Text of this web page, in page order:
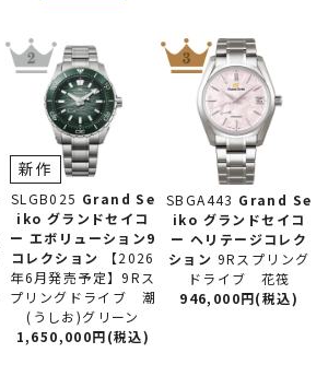
SLGB025 Grand Se
iko グランドセイコ
ー エボリューション9
コレクション
【2026
年6月発売予定】9Rス
プリングドライブ 潮
(うしお)グリーン
新作
1,650,000円(税込)
SBGA443 Grand Se
iko グランドセイコ
ー ヘリテージコレク
ション 9Rスプリング
ドライブ 花筏
946,000円(税込)